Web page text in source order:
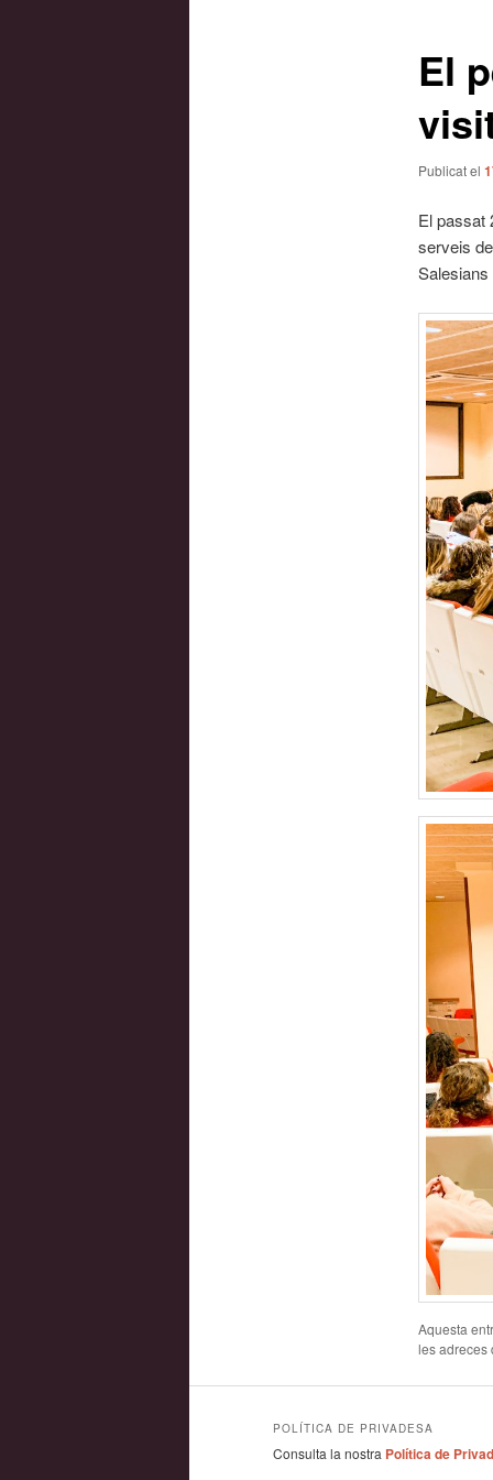
El
Publicat el
El passat
serveis
Aquesta
les adreces
POLÍTICA DE PRIVADESA
Consulta la nostra Política de